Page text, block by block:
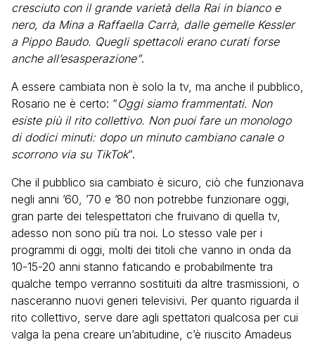
cresciuto con il grande varietà della Rai in bianco e
nero, da Mina a Raffaella Carrà, dalle gemelle Kessler
a Pippo Baudo. Quegli spettacoli erano curati forse
anche all’esasperazione”.
A essere cambiata non è solo la tv, ma anche il pubblico,
Rosario ne è certo: “Oggi siamo frammentati. Non
esiste più il rito collettivo. Non puoi fare un monologo
di dodici minuti: dopo un minuto cambiano canale o
scorrono via su TikTok“.
Che il pubblico sia cambiato è sicuro, ciò che funzionava
negli anni ’60, ’70 e ’80 non potrebbe funzionare oggi,
gran parte dei telespettatori che fruivano di quella tv,
adesso non sono più tra noi. Lo stesso vale per i
programmi di oggi, molti dei titoli che vanno in onda da
10-15-20 anni stanno faticando e probabilmente tra
qualche tempo verranno sostituiti da altre trasmissioni, o
nasceranno nuovi generi televisivi. Per quanto riguarda il
rito collettivo, serve dare agli spettatori qualcosa per cui
valga la pena creare un’abitudine, c’è riuscito Amadeus